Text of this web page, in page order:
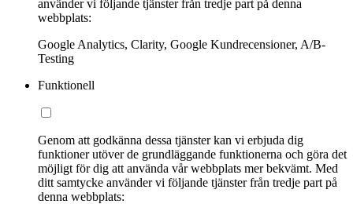
använder vi följande tjänster från tredje part på denna
webbplats:
Google Analytics, Clarity, Google Kundrecensioner, A/B-
Testing
Funktionell
Genom att godkänna dessa tjänster kan vi erbjuda dig
funktioner utöver de grundläggande funktionerna och göra det
möjligt för dig att använda vår webbplats mer bekvämt. Med
ditt samtycke använder vi följande tjänster från tredje part på
denna webbplats: